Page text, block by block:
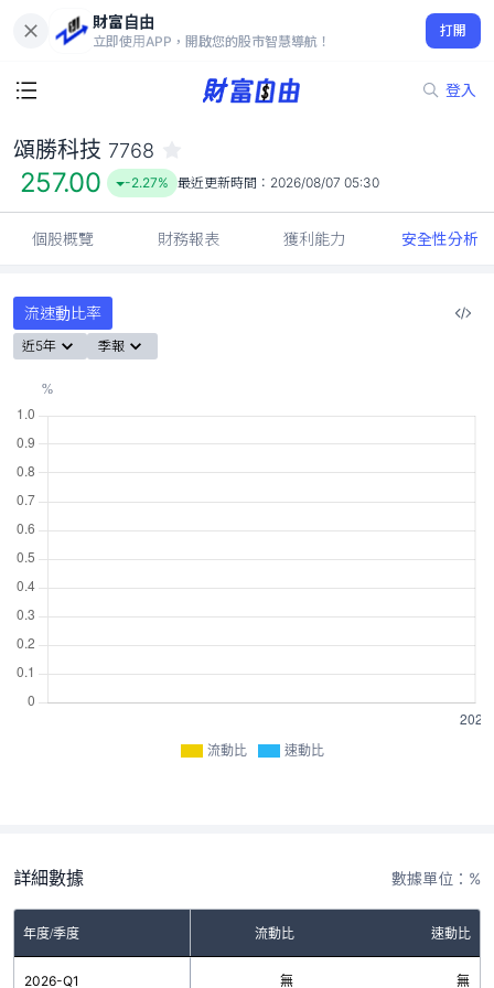
財富自由
立即使用APP，開啟您的股市智慧導航！
打開
登入
257.00
-2.27%
頌勝科技 7768
257.00 -2.27% 最近更新時間： 2026/08/07 05:30
個股概覽 財務報表 獲利能力 安全性分析
流速動比率
近5年 季報
流動比 速動比
詳細數據 數據單位：%
年度/季度 流動比 速動比
2026-Q1 無 無